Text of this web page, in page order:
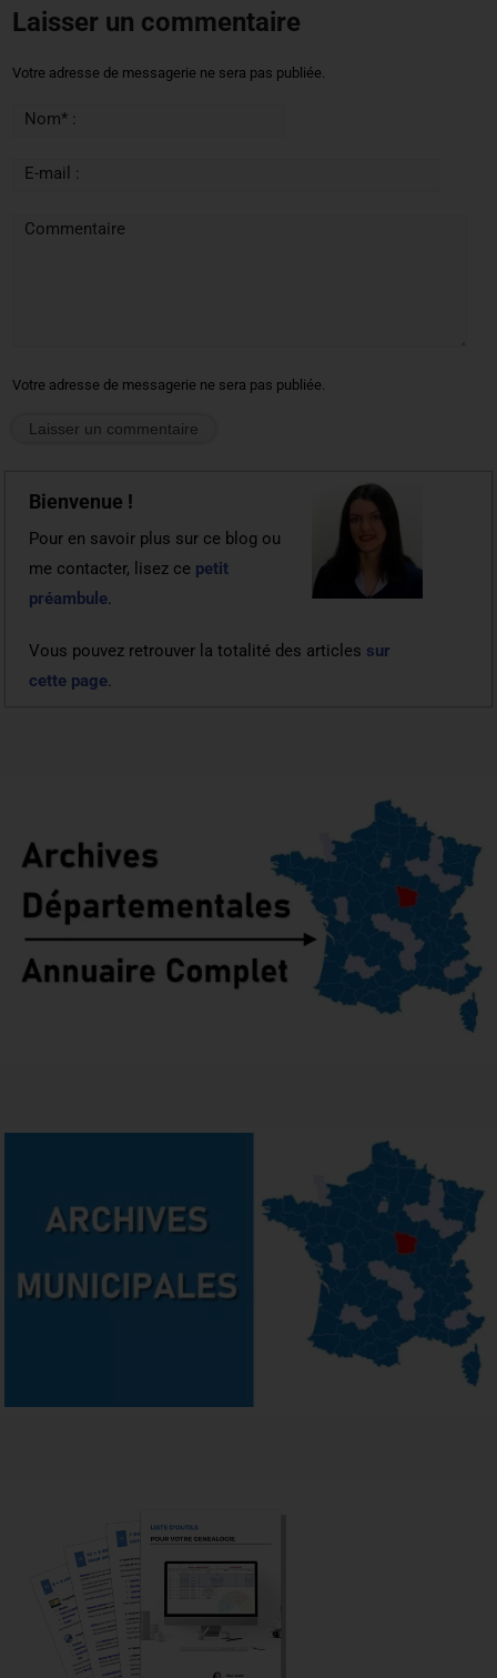
Laisser un commentaire
Votre adresse de messagerie ne sera pas publiée.
Nom* :
E-mail :
Commentaire
Votre adresse de messagerie ne sera pas publiée.
Bienvenue !
Pour en savoir plus sur ce blog ou
me contacter, lisez ce petit
préambule.
Vous pouvez retrouver la totalité des articles sur
cette page.